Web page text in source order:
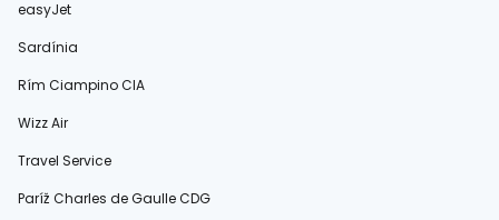
easyJet
Sardínia
Rím Ciampino CIA
Wizz Air
Travel Service
Paríž Charles de Gaulle CDG